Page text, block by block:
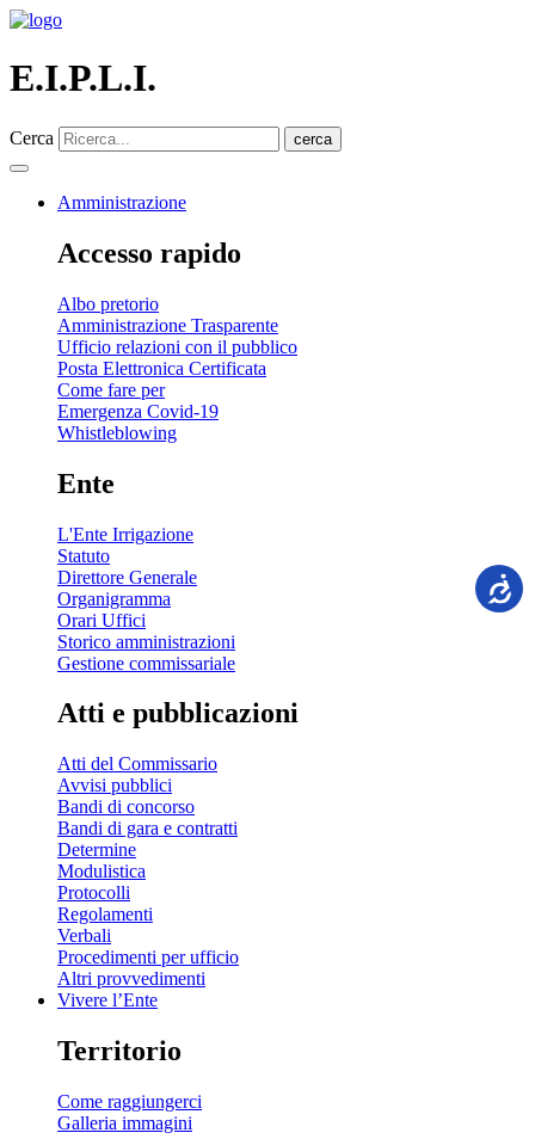
E.I.P.L.I.
Cerca cerca
Amministrazione
Accesso rapido
Albo pretorio
Amministrazione Trasparente
Ufficio relazioni con il pubblico
Posta Elettronica Certificata
Come fare per
Emergenza Covid-19
Whistleblowing
Ente
L'Ente Irrigazione
Statuto
Direttore Generale
Organigramma
Orari Uffici
Storico amministrazioni
Gestione commissariale
Atti e pubblicazioni
Atti del Commissario
Avvisi pubblici
Bandi di concorso
Bandi di gara e contratti
Determine
Modulistica
Protocolli
Regolamenti
Verbali
Procedimenti per ufficio
Altri provvedimenti
Vivere l’Ente
Territorio
Come raggiungerci
Galleria immagini